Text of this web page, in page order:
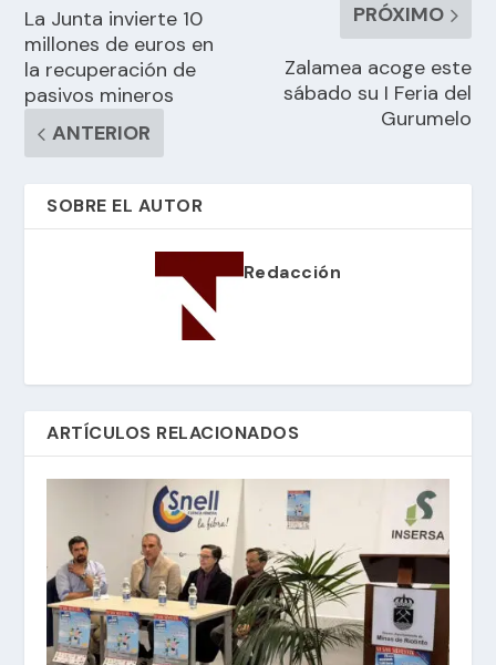
La Junta invierte 10
millones de euros en
la recuperación de
pasivos mineros
ANTERIOR
PRÓXIMO
Zalamea acoge este
sábado su I Feria del
Gurumelo
SOBRE EL AUTOR
Redacción
ARTÍCULOS RELACIONADOS